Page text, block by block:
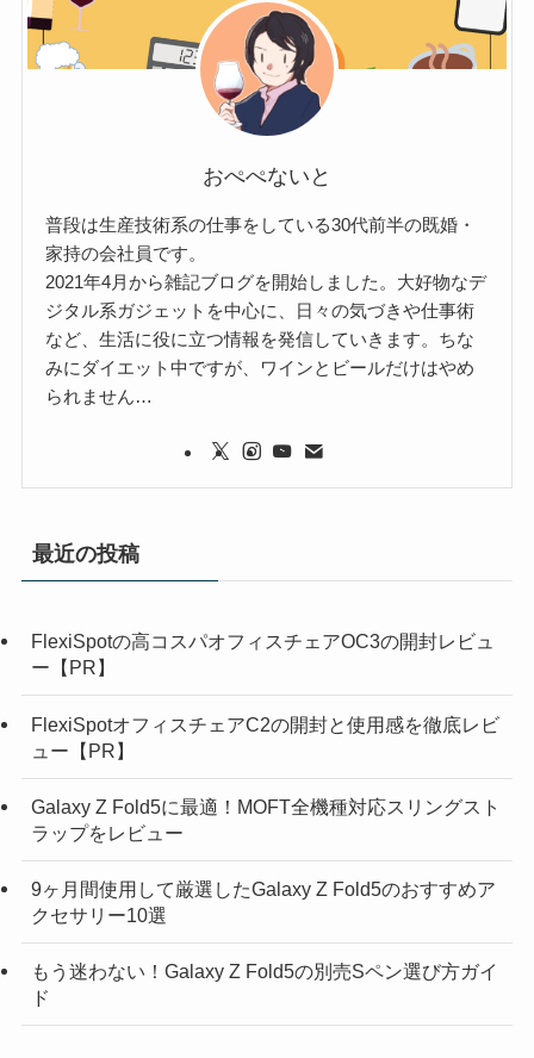
おぺぺないと
普段は生産技術系の仕事をしている30代前半の既婚・
家持の会社員です。
2021年4月から雑記ブログを開始しました。大好物なデ
ジタル系ガジェットを中心に、日々の気づきや仕事術
など、生活に役に立つ情報を発信していきます。ちな
みにダイエット中ですが、ワインとビールだけはやめ
られません…
最近の投稿
FlexiSpotの高コスパオフィスチェアOC3の開封レビュ
ー【PR】
FlexiSpotオフィスチェアC2の開封と使用感を徹底レビ
ュー【PR】
Galaxy Z Fold5に最適！MOFT全機種対応スリングスト
ラップをレビュー
9ヶ月間使用して厳選したGalaxy Z Fold5のおすすめア
クセサリー10選
もう迷わない！Galaxy Z Fold5の別売Sペン選び方ガイ
ド